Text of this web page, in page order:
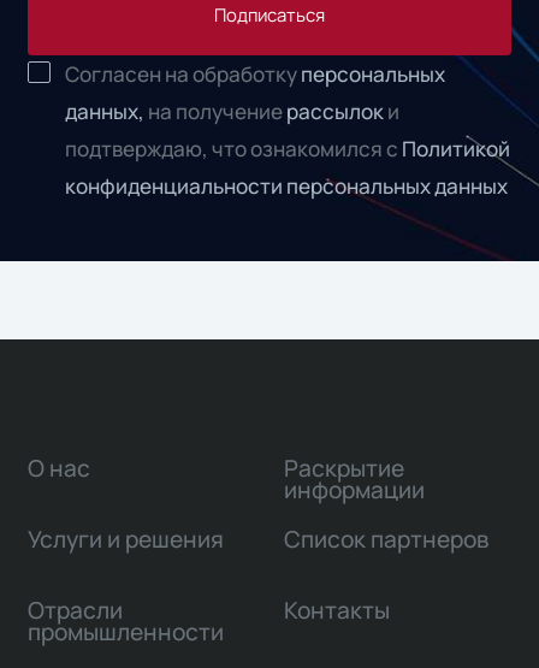
Подписаться
Согласен на обработкуперсональных
данных, на получениерассылоки
подтверждаю, что ознакомился с Политикой
конфиденциальности персональных данных
О нас
Услуги и решения
Отрасли
промышленности
Раскрытие
информации
Список партнеров
Контакты